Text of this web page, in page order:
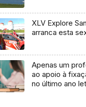
XLV Explore
arranca esta
Apenas um
ao apoio à
no último ano